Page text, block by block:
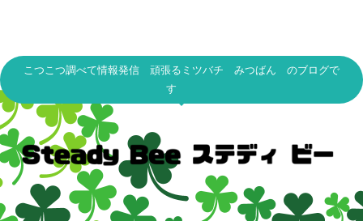
こつこつ調べて情報発信 頑張るミツバチ みつばん のブログで
す